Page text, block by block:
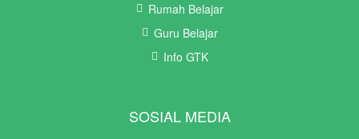
Rumah Belajar
Guru Belajar
Info GTK
SOSIAL MEDIA